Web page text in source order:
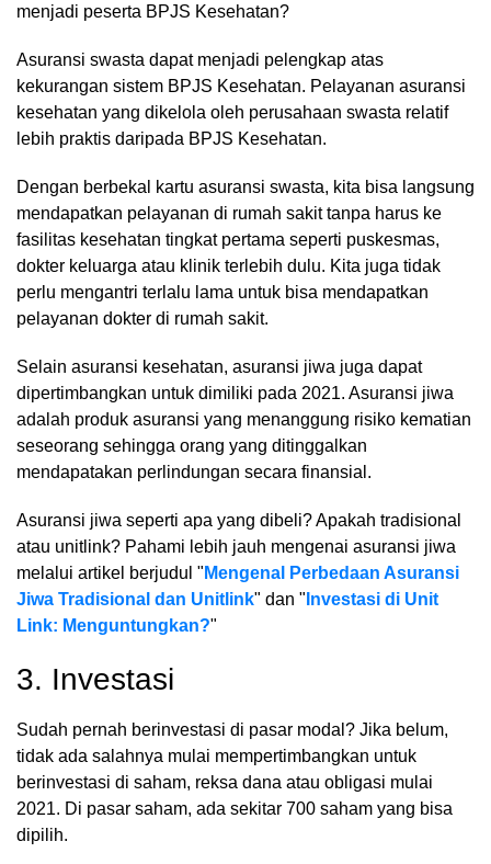
menjadi peserta BPJS Kesehatan?
Asuransi swasta dapat menjadi pelengkap atas
kekurangan sistem BPJS Kesehatan. Pelayanan asuransi
kesehatan yang dikelola oleh perusahaan swasta relatif
lebih praktis daripada BPJS Kesehatan.
Dengan berbekal kartu asuransi swasta, kita bisa langsung
mendapatkan pelayanan di rumah sakit tanpa harus ke
fasilitas kesehatan tingkat pertama seperti puskesmas,
dokter keluarga atau klinik terlebih dulu. Kita juga tidak
perlu mengantri terlalu lama untuk bisa mendapatkan
pelayanan dokter di rumah sakit.
Selain asuransi kesehatan, asuransi jiwa juga dapat
dipertimbangkan untuk dimiliki pada 2021. Asuransi jiwa
adalah produk asuransi yang menanggung risiko kematian
seseorang sehingga orang yang ditinggalkan
mendapatakan perlindungan secara finansial.
Asuransi jiwa seperti apa yang dibeli? Apakah tradisional
atau unitlink? Pahami lebih jauh mengenai asuransi jiwa
melalui artikel berjudul " Mengenal Perbedaan Asuransi
Jiwa Tradisional dan Unitlink" dan " nvestasi di Unit
Link: Menguntungkan?"
3. Investasi
Sudah pernah berinvestasi di pasar modal? Jika belum,
tidak ada salahnya mulai mempertimbangkan untuk
berinvestasi di saham, reksa dana atau obligasi mulai
2021. Di pasar saham, ada sekitar 700 saham yang bisa
dipilih.